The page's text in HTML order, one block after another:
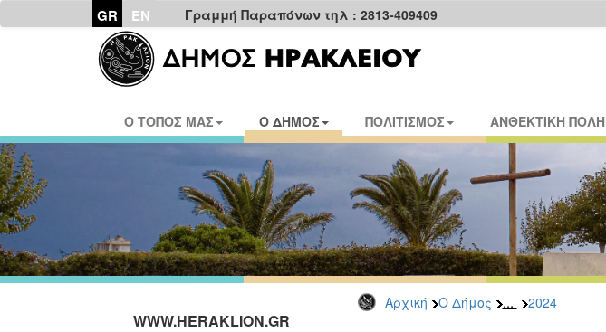
GR EN Γραμμή Παραπόνων τηλ : 2813-409409
Ο ΤΟΠΟΣ ΜΑΣ Ο ΔΗΜΟΣ ΠΟΛΙΤΙΣΜΟΣ ΑΝΘΕΚΤΙΚΗ ΠΟΛΗ
Αρχική Ο Δήμος ... 2024
WWW.HERAKLION.GR